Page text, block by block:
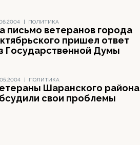
| ПОЛИТИКА
письмо ветеранов города
пришел ответ
Государственной Думы
| ПОЛИТИКА
Шаранского района
свои проблемы